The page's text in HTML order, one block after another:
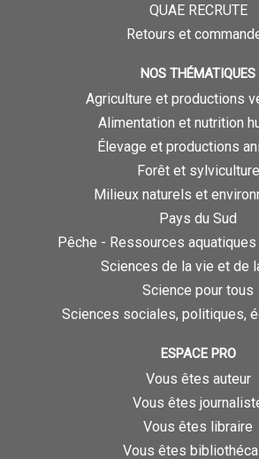
QUAE RECRUTE
Retours et
NOS THÉMATIQUES
Agriculture et productions
Alimentation et nutrition
Élevage et productions
Forêt et sylviculture
Milieux naturels et
Pays du Sud
Pêche - Ressources
Sciences de la vie et de
Science pour tous
Sciences sociales, politiques,
ESPACE PRO
Vous êtes auteur
Vous êtes
Vous êtes libraire
Vous êtes